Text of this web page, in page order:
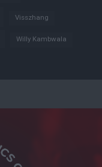
Visszhang
Willy Kambwala